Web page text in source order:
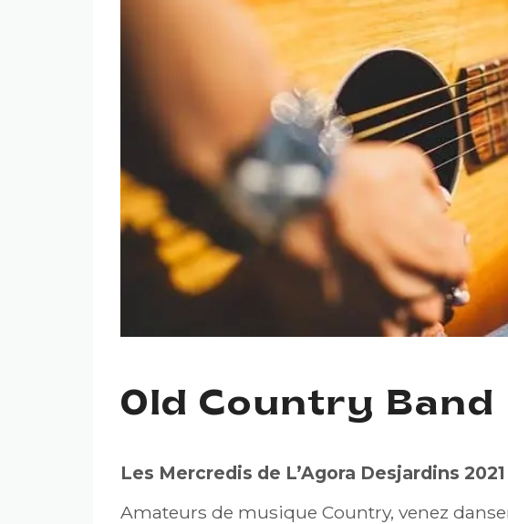
Old Country Band
Les Mercredis de L’Agora Desjardins
Amateurs de musique Country, venez